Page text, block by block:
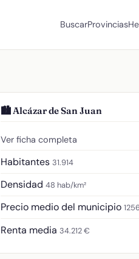
BuscarProvincias
🏙️ Alcázar de San Juan
Ver ficha completa
Habitantes 31.914
Densidad 48 hab/km²
Precio medio del municipio
Renta media 34.212 €